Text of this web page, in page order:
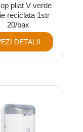
pliat V verde
reciclata 1str
20/bax
DETALII